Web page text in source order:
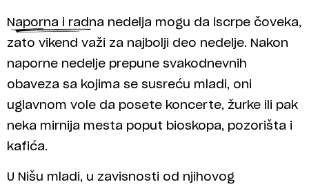
Naporna i radna nedelja mogu da iscrpe čoveka,
zato vikend važi za najbolji deo nedelje. Nakon
naporne nedelje prepune svakodnevnih
obaveza sa kojima se susreću mladi, oni
uglavnom vole da posete koncerte, žurke ili pak
neka mirnija mesta poput bioskopa, pozorišta i
kafića.
U Nišu mladi, u zavisnosti od njihovog